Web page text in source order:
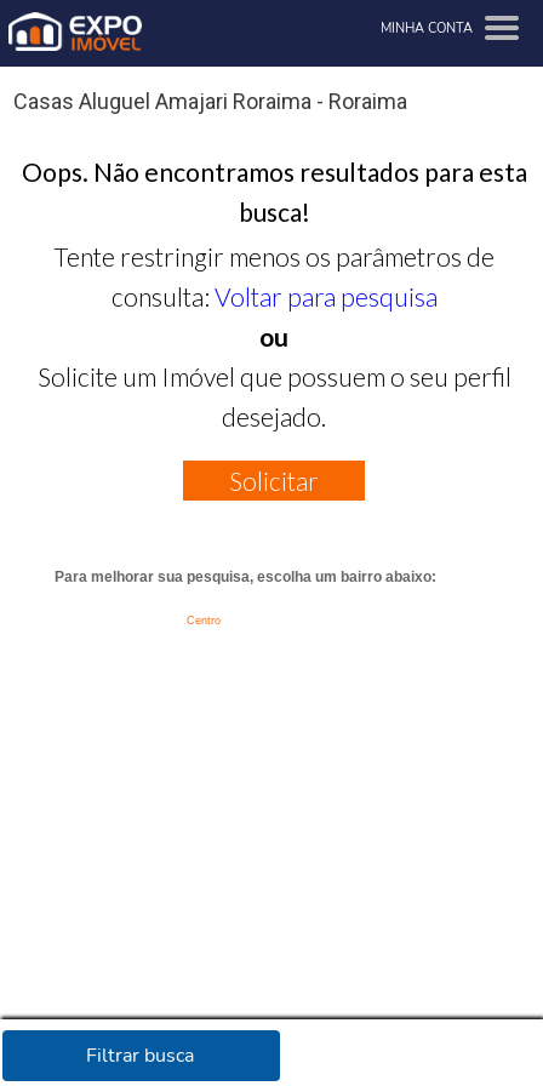
MINHA CONTA
Filtrar busca
Casas Aluguel Amajari Roraima - Roraima
Oops. Não encontramos resultados para esta
busca!
Tente restringir menos os parâmetros de
consulta: Voltar para pesquisa
ou
Solicite um Imóvel que possuem o seu perfil
desejado.
Solicitar
Para melhorar sua pesquisa, escolha um bairro abaixo:
Centro